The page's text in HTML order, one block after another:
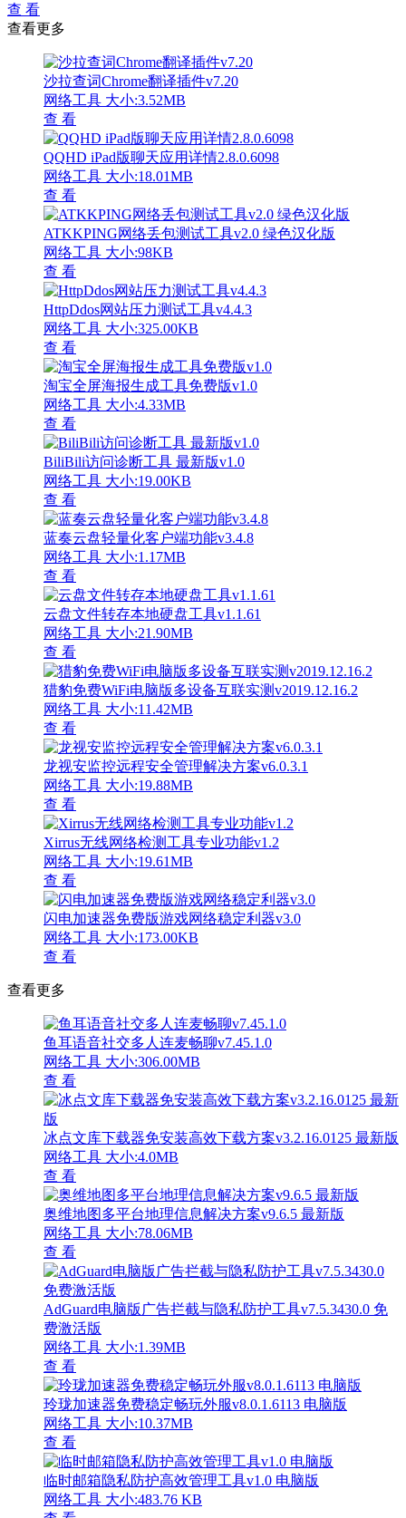
查 看
查看更多
沙拉查词Chrome翻译插件v7.20
网络工具 大小:3.52MB
查 看
QQHD iPad版聊天应用详情2.8.0.6098
网络工具 大小:18.01MB
查 看
ATKKPING网络丢包测试工具v2.0 绿色汉化版
网络工具 大小:98KB
查 看
HttpDdos网站压力测试工具v4.4.3
网络工具 大小:325.00KB
查 看
淘宝全屏海报生成工具免费版v1.0
网络工具 大小:4.33MB
查 看
BiliBili访问诊断工具 最新版v1.0
网络工具 大小:19.00KB
查 看
蓝奏云盘轻量化客户端功能v3.4.8
网络工具 大小:1.17MB
查 看
云盘文件转存本地硬盘工具v1.1.61
网络工具 大小:21.90MB
查 看
猎豹免费WiFi电脑版多设备互联实测v2019.12.16.2
网络工具 大小:11.42MB
查 看
龙视安监控远程安全管理解决方案v6.0.3.1
网络工具 大小:19.88MB
查 看
Xirrus无线网络检测工具专业功能v1.2
网络工具 大小:19.61MB
查 看
闪电加速器免费版游戏网络稳定利器v3.0
网络工具 大小:173.00KB
查 看
查看更多
鱼耳语音社交多人连麦畅聊v7.45.1.0
网络工具 大小:306.00MB
查 看
冰点文库下载器免安装高效下载方案v3.2.16.0125 最新版
网络工具 大小:4.0MB
查 看
奥维地图多平台地理信息解决方案v9.6.5 最新版
网络工具 大小:78.06MB
查 看
AdGuard电脑版广告拦截与隐私防护工具v7.5.3430.0 免
费激活版
网络工具 大小:1.39MB
查 看
玲珑加速器免费稳定畅玩外服v8.0.1.6113 电脑版
网络工具 大小:10.37MB
查 看
临时邮箱隐私防护高效管理工具v1.0 电脑版
网络工具 大小:483.76 KB